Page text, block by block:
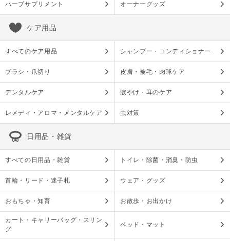
ハーブサプリメント オーナーグッズ
ケア用品
すべてのケア用品 シャンプー・コンディショナー
ブラシ・爪切り 皮膚・被毛・肉球ケア
デンタルケア 涙やけ・耳のケア
レメディ・アロマ・メンタルケア 虫対策
日用品・雑貨
すべての日用品・雑貨 トイレ・除菌・消臭・防虫
首輪・リード・迷子札 ウェア・グッズ
おもちゃ・知育 お散歩・お出かけ
カート・キャリーバッグ・スリン
グ
ベッド・マット